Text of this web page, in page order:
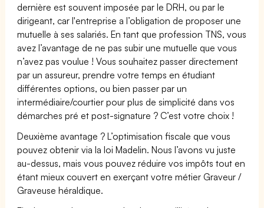
dernière est souvent imposée par le DRH, ou par le
dirigeant, car l'entreprise a l’obligation de proposer une
mutuelle à ses salariés. En tant que profession TNS, vous
avez l’avantage de ne pas subir une mutuelle que vous
n’avez pas voulue ! Vous souhaitez passer directement
par un assureur, prendre votre temps en étudiant
différentes options, ou bien passer par un
intermédiaire/courtier pour plus de simplicité dans vos
démarches pré et post-signature ? C’est votre choix !
Deuxième avantage ? L’optimisation fiscale que vous
pouvez obtenir via la loi Madelin. Nous l’avons vu juste
au-dessus, mais vous pouvez réduire vos impôts tout en
étant mieux couvert en exerçant votre métier Graveur /
Graveuse héraldique.